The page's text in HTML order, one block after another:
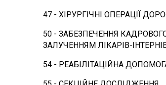
47 - ХІРУРГІЧНІ ОПЕРАЦІЇ
50 - ЗАБЕЗПЕЧЕННЯ
ЗАЛУЧЕННЯМ ЛІКАРІВ-
54 - РЕАБІЛІТАЦІЙНА